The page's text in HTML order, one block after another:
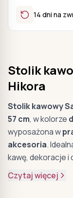
14 dni na
Stolik
Hikora
Stolik kawowy
57 cm, w kolorze
wyposażona w
akcesoria.
kawę, dekoracje i
Czytaj więcej